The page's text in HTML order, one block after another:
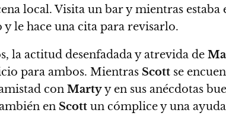
local.Visita un bar y mientras
y le hace una cita para revisarlo.
la actitud desenfadada y atrevida de
para ambos. Mientras Scott se
con Martyy en sus anécdotas
en Scott un cómplice y una